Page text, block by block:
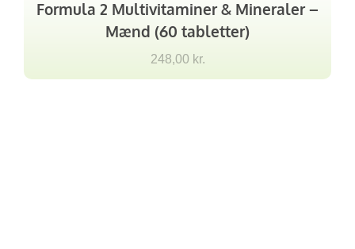
Formula 2 Multivitaminer & Mineraler –
Mænd (60 tabletter)
248,00 kr.